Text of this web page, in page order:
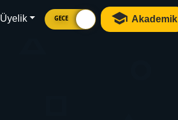
Üyelik GECE Akademik